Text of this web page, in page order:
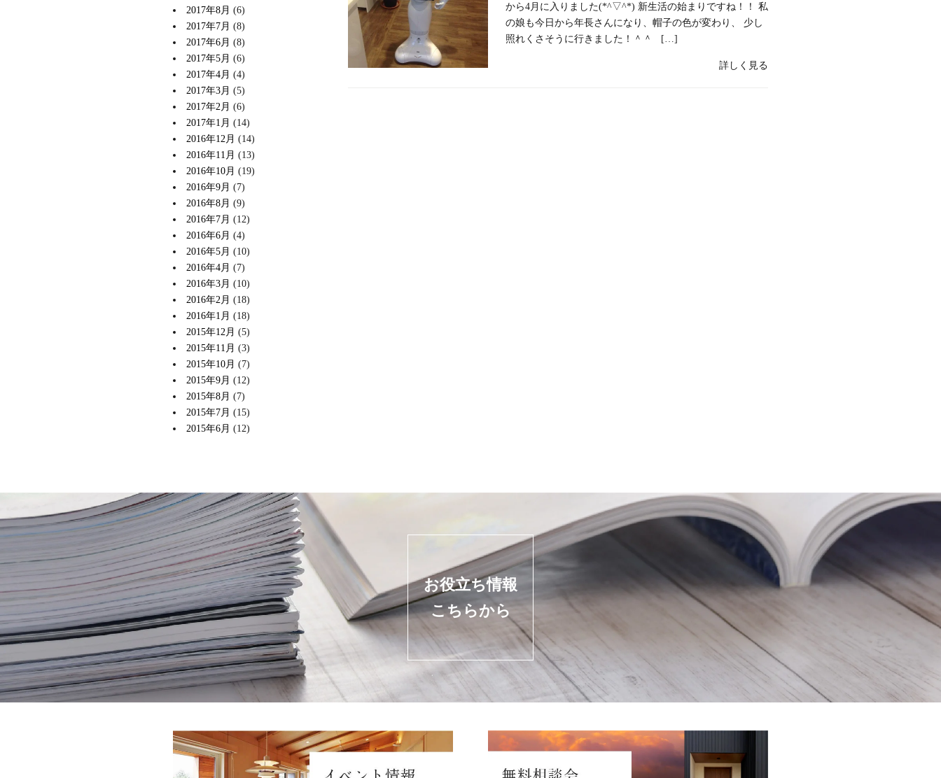
から4月に入りました(*^▽^*) 新生活の始まりですね！！ 私
の娘も今日から年長さんになり、帽子の色が変わり、 少し
照れくさそうに行きました！＾＾ […]
詳しく見る
2017年8月 (6)
2017年7月 (8)
2017年6月 (8)
2017年5月 (6)
2017年4月 (4)
2017年3月 (5)
2017年2月 (6)
2017年1月 (14)
2016年12月 (14)
2016年11月 (13)
2016年10月 (19)
2016年9月 (7)
2016年8月 (9)
2016年7月 (12)
2016年6月 (4)
2016年5月 (10)
2016年4月 (7)
2016年3月 (10)
2016年2月 (18)
2016年1月 (18)
2015年12月 (5)
2015年11月 (3)
2015年10月 (7)
2015年9月 (12)
2015年8月 (7)
2015年7月 (15)
2015年6月 (12)
お役立ち情報
こちらから